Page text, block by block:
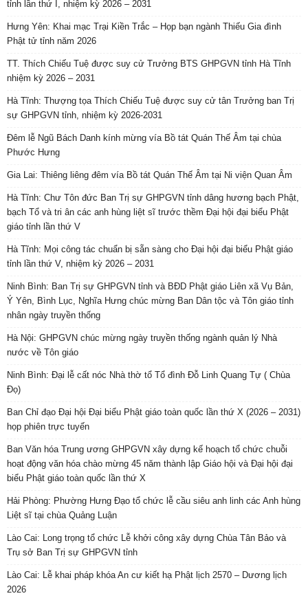
tỉnh lần thứ I, nhiệm kỳ 2026 – 2031
Hưng Yên: Khai mạc Trại Kiền Trắc – Họp bạn ngành Thiếu Gia đình
Phật tử tỉnh năm 2026
TT. Thích Chiếu Tuệ được suy cử Trưởng BTS GHPGVN tỉnh Hà Tĩnh
nhiệm kỳ 2026 – 2031
Hà Tĩnh: Thượng tọa Thích Chiếu Tuệ được suy cử tân Trưởng ban Trị
sự GHPGVN tỉnh, nhiệm kỳ 2026-2031
Đêm lễ Ngũ Bách Danh kính mừng vía Bồ tát Quán Thế Âm tại chùa
Phước Hưng
Gia Lai: Thiêng liêng đêm vía Bồ tát Quán Thế Âm tại Ni viện Quan Âm
Hà Tĩnh: Chư Tôn đức Ban Trị sự GHPGVN tỉnh dâng hương bạch Phật,
bạch Tổ và tri ân các anh hùng liệt sĩ trước thềm Đại hội đại biểu Phật
giáo tỉnh lần thứ V
Hà Tĩnh: Mọi công tác chuẩn bị sẵn sàng cho Đại hội đại biểu Phật giáo
tỉnh lần thứ V, nhiệm kỳ 2026 – 2031
Ninh Bình: Ban Trị sự GHPGVN tỉnh và BĐD Phật giáo Liên xã Vụ Bản,
Ý Yên, Bình Lục, Nghĩa Hưng chúc mừng Ban Dân tộc và Tôn giáo tỉnh
nhân ngày truyền thống
Hà Nội: GHPGVN chúc mừng ngày truyền thống ngành quản lý Nhà
nước về Tôn giáo
Ninh Bình: Đại lễ cất nóc Nhà thờ tổ Tổ đình Đỗ Linh Quang Tự ( Chùa
Đọ)
Ban Chỉ đạo Đại hội Đại biểu Phật giáo toàn quốc lần thứ X (2026 – 2031)
họp phiên trực tuyến
Ban Văn hóa Trung ương GHPGVN xây dựng kế hoạch tổ chức chuỗi
hoạt động văn hóa chào mừng 45 năm thành lập Giáo hội và Đại hội đại
biểu Phật giáo toàn quốc lần thứ X
Hải Phòng: Phường Hưng Đạo tổ chức lễ cầu siêu anh linh các Anh hùng
Liệt sĩ tại chùa Quảng Luận
Lào Cai: Long trọng tổ chức Lễ khởi công xây dựng Chùa Tân Bảo và
Trụ sở Ban Trị sự GHPGVN tỉnh
Lào Cai: Lễ khai pháp khóa An cư kiết hạ Phật lịch 2570 – Dương lịch
2026